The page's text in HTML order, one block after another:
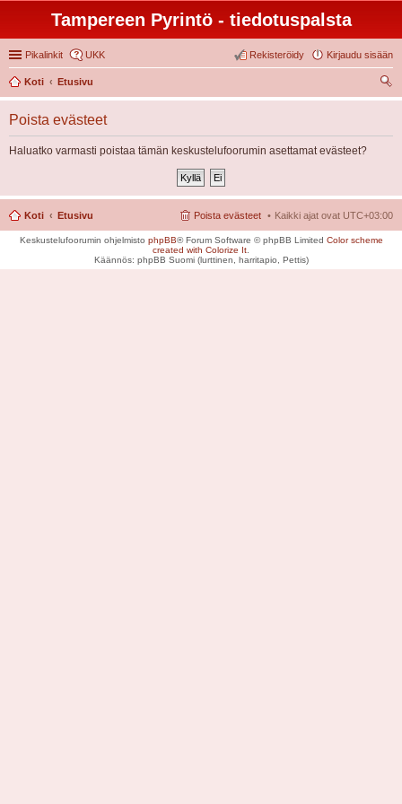
Tampereen Pyrintö - tiedotuspalsta
Pikalinkit UKK Kirjaudu sisään
Rekisteröidy
Koti
Etusivu
tsi
Poista evästeet
Haluatko varmasti poistaa tämän keskustelufoorumin asettamat evästeet?
Koti Etusivu Kaikki ajat ovat UTC+03:00
Poista evästeet
Keskustelufoorumin ohjelmisto phpBB® Forum Software © phpBB Limited Color scheme
created with Colorize It
Käännös: phpBB Suomi (lurttinen, harritapio, Pettis)